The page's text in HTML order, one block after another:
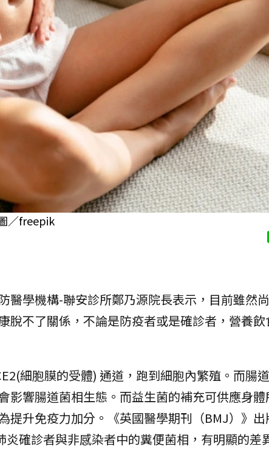
／freepik
醫學機構-聯安診所鄭乃源院長表示，目前雖然
脫不了關係，不論是防疫者或是確診者，營養飲
細胞膜的受體) 通道，跑到細胞內繁殖。而腸
影響腸道菌相生態。而益生菌的補充可供應身體
提升免疫力加分。《英國醫學期刊（BMJ）》出
確診者與非感染者中的糞便菌相，有明顯的差